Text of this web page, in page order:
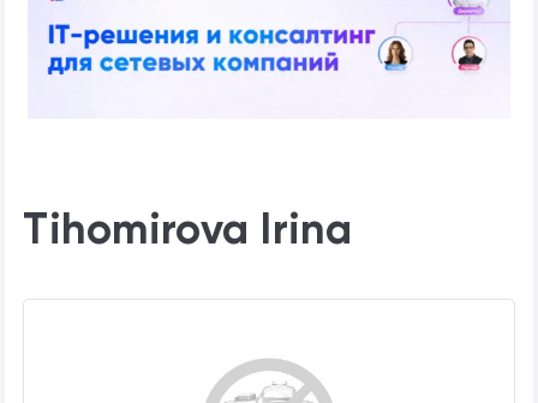
Tihomirova Irina